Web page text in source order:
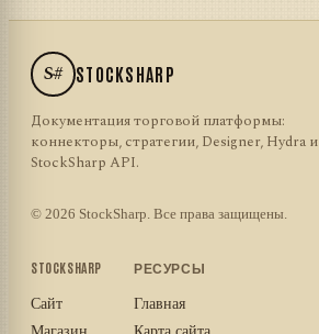
S# STOCKSHARP
Документация торговой платформы:
коннекторы, стратегии, Designer, Hydra и
StockSharp API.
© 2026 StockSharp. Все права защищены.
STOCKSHARP
Сайт
РЕСУРСЫ
Главная